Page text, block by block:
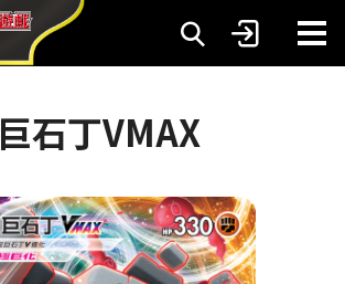
巨石丁VMAX